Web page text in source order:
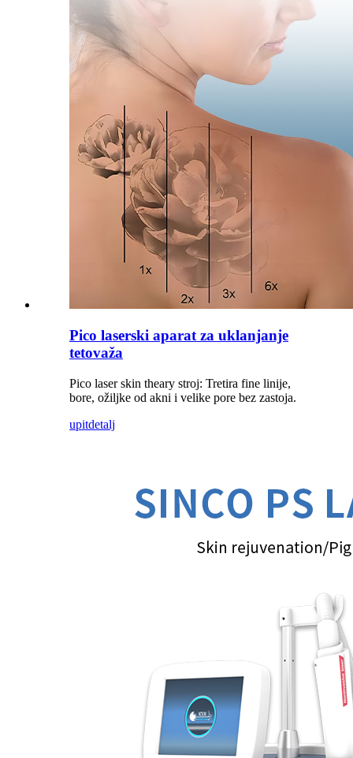
Pico laserski aparat za uklanjanje
tetovaža
Pico laser skin theary stroj: Tretira fine linije,
bore, ožiljke od akni i velike pore bez zastoja.
upitdetalj